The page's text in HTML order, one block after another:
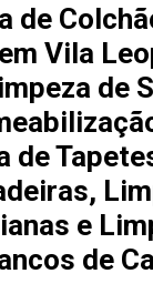
de
Vila
de
de
e
de